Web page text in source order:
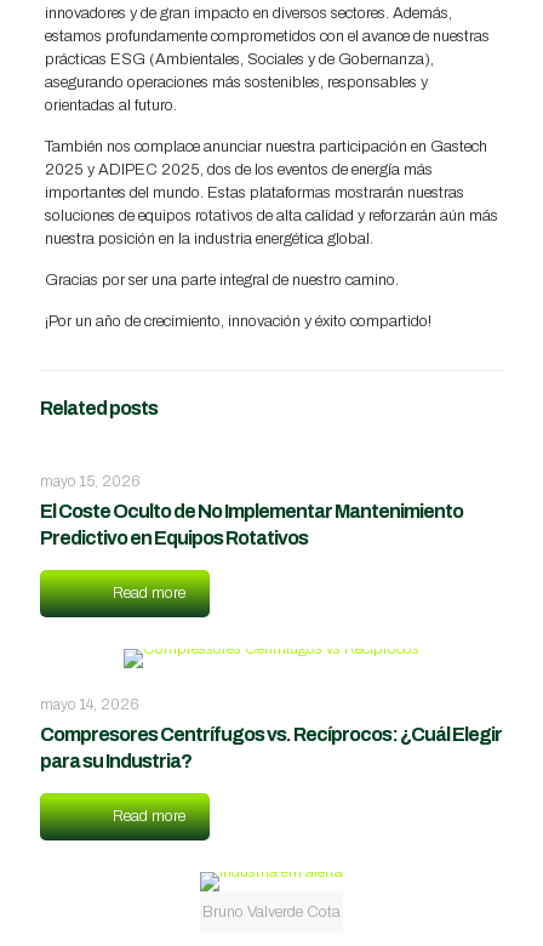
innovadores y de gran impacto en diversos sectores. Además,
estamos profundamente comprometidos con el avance de nuestras
prácticas ESG (Ambientales, Sociales y de Gobernanza),
asegurando operaciones más sostenibles, responsables y
orientadas al futuro.
También nos complace anunciar nuestra participación en Gastech
2025 y ADIPEC 2025, dos de los eventos de energía más
importantes del mundo. Estas plataformas mostrarán nuestras
soluciones de equipos rotativos de alta calidad y reforzarán aún más
nuestra posición en la industria energética global.
Gracias por ser una parte integral de nuestro camino.
¡Por un año de crecimiento, innovación y éxito compartido!
Related posts
mayo 15, 2026
El Coste Oculto de No Implementar Mantenimiento
Predictivo en Equipos Rotativos
Read more
mayo 14, 2026
Compresores Centrífugos vs. Recíprocos: ¿Cuál Elegir
para su Industria?
Read more
Bruno Valverde Cota